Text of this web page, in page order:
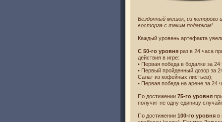
Бездонный мешок, из
восторга с таким подарком!
Каждый уровень артефакта
С 50-го уровня раз в 24 часа
действия в игре:
• Первая победа в бодалке за
• Первый пройденный дозор за
Салат из кофейных листьев);
• Первая победа на арене за
По достижении 75-го уровня
получит не одну единицу
По достижении 100-го уровня в